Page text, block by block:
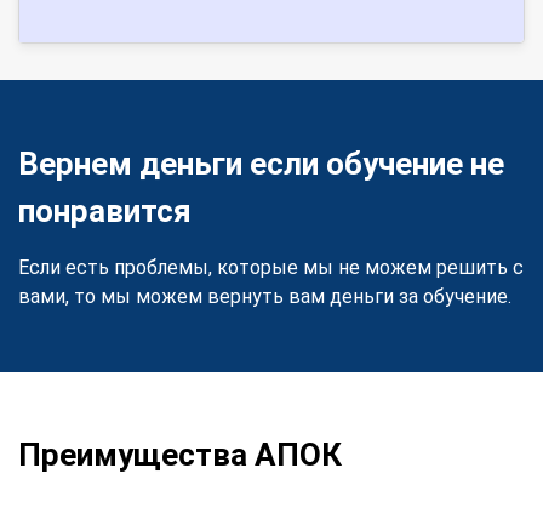
Вернем деньги если обучение не
понравится
Если есть проблемы, которые мы не можем решить с
вами, то мы можем вернуть вам деньги за обучение.
Преимущества АПОК